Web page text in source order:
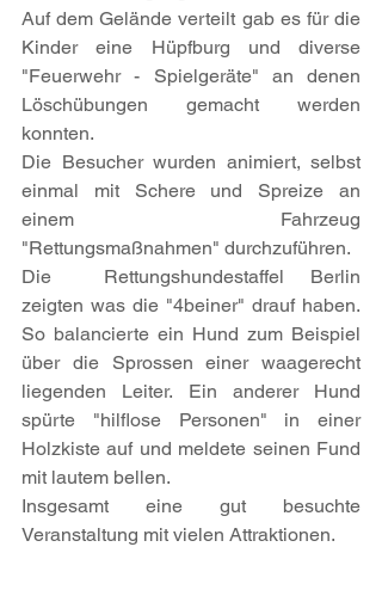
Auf dem Gelände verteilt gab es für die
Kinder eine Hüpfburg und diverse
"Feuerwehr - Spielgeräte" an denen
Löschübungen gemacht werden
konnten.
Die Besucher wurden animiert, selbst
einmal mit Schere und Spreize an
einem Fahrzeug
"Rettungsmaßnahmen" durchzuführen.
Die  Rettungshundestaffel Berlin
zeigten was die "4beiner" drauf haben.
So balancierte ein Hund zum Beispiel
über die Sprossen einer waagerecht
liegenden Leiter. Ein anderer Hund
spürte "hilflose Personen" in einer
Holzkiste auf und meldete seinen Fund
mit lautem bellen.
Insgesamt eine gut besuchte
Veranstaltung mit vielen Attraktionen.